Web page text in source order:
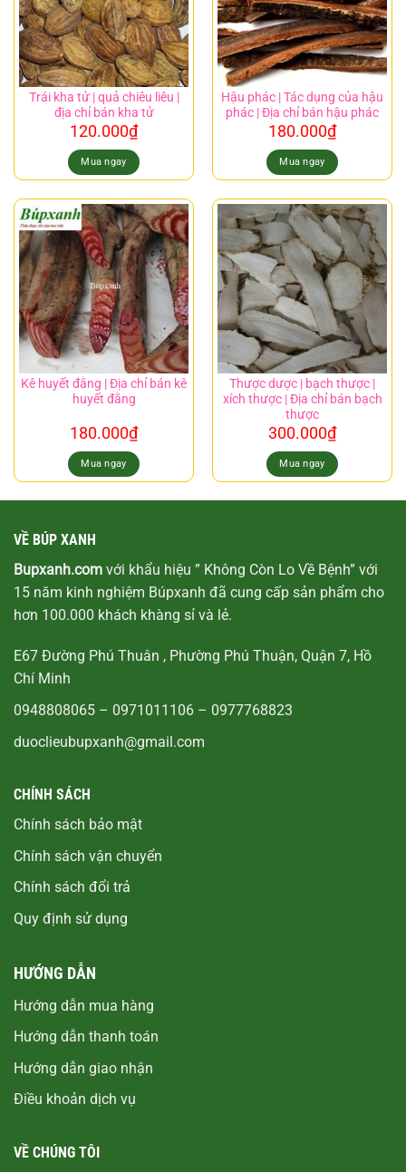
Trái kha tử | quả chiêu liêu |
địa chỉ bán kha tử
120.000₫
Mua ngay
Hậu phác | Tác dụng của hậu
phác | Địa chỉ bán hậu phác
180.000₫
Mua ngay
Kê huyết đằng | Địa chỉ bán kê
huyết đằng
180.000₫
Mua ngay
Thược dược | bạch thược |
xích thược | Địa chỉ bán bạch
thược
300.000₫
Mua ngay
VỀ BÚP XANH
Bupxanh.com với khẩu hiệu ” Không Còn Lo Về Bệnh” với
15 năm kinh nghiệm Búpxanh đã cung cấp sản phẩm cho
hơn 100.000 khách khàng sỉ và lẻ.
E67 Đường Phú Thuân , Phường Phú Thuận, Quận 7, Hồ
Chí Minh
0948808065 – 0971011106 – 0977768823
duoclieubupxanh@gmail.com
CHÍNH SÁCH
Chính sách bảo mật
Chính sách vận chuyển
Chính sách đổi trả
Quy định sử dụng
HƯỚNG DẪN
Hướng dẫn mua hàng
Hướng dẫn thanh toán
Hướng dẫn giao nhận
Điều khoản dịch vụ
VỀ CHÚNG TÔI